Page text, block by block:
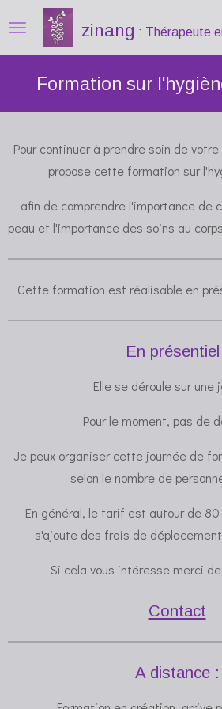
Passer
principal
zinang : Thérapeuteen
Formation sur
Pour continuer à prendre soin de
propose cette formation sur
afin de comprendre l'importance de
peau et l'importance des soins au
Cette formation est réalisable en
En présentiel
Elle se déroule sur une
Pour le moment, pas de
Je peux organiser cette journée de
selon le nombre de
En général, le tarif est autour de 80
s'ajoute des frais de
Si cela vous intéresse merci
Contact
A distance :